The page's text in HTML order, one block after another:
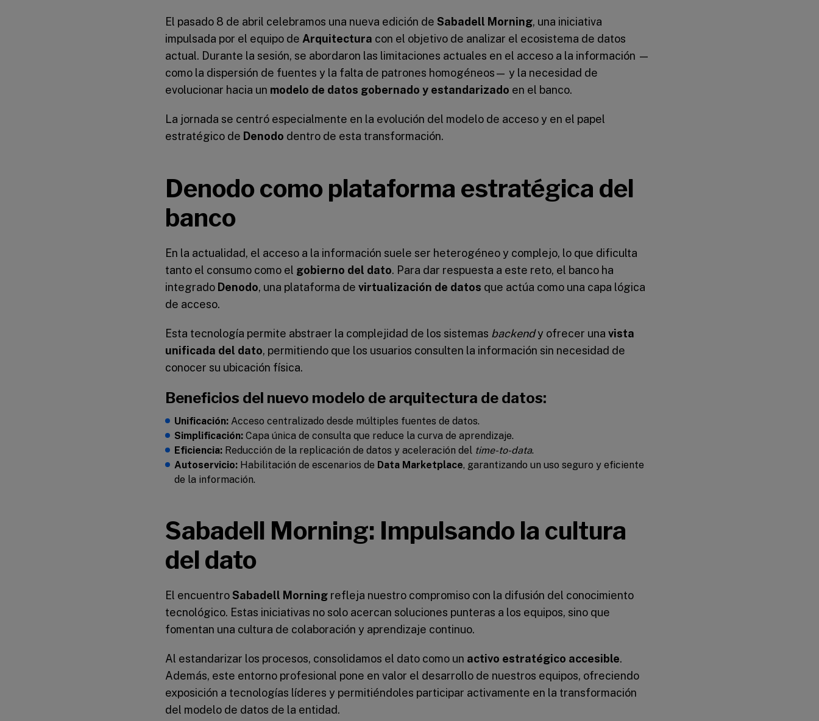
El pasado 8 de abril celebramos una nueva edición de Sabadell Morning, una iniciativa
impulsada por el equipo de Arquitectura con el objetivo de analizar el ecosistema de datos
actual. Durante la sesión, se abordaron las limitaciones actuales en el acceso a la información —
como la dispersión de fuentes y la falta de patrones homogéneos— y la necesidad de
evolucionar hacia un modelo de datos gobernado y estandarizado en el banco.
La jornada se centró especialmente en la evolución del modelo de acceso y en el papel
estratégico de Denodo dentro de esta transformación.
Denodo como plataforma estratégica del
banco
En la actualidad, el acceso a la información suele ser heterogéneo y complejo, lo que dificulta
tanto el consumo como el gobierno del dato. Para dar respuesta a este reto, el banco ha
integrado Denodo, una plataforma de virtualización de datos que actúa como una capa lógica
de acceso.
Esta tecnología permite abstraer la complejidad de los sistemas backendy ofrecer una vista
unificada del dato, permitiendo que los usuarios consulten la información sin necesidad de
conocer su ubicación física.
Beneficios del nuevo modelo de arquitectura de datos:
Unificación: Acceso centralizado desde múltiples fuentes de datos.
Simplificación: Capa única de consulta que reduce la curva de aprendizaje.
Eficiencia: Reducción de la replicación de datos y aceleración del time-to-data.
Autoservicio: Habilitación de escenarios de Data Marketplace, garantizando un uso seguro y eficiente
de la información.
Sabadell Morning: Impulsando la cultura
del dato
El encuentroSabadell Morning refleja nuestro compromiso con la difusión del conocimiento
tecnológico. Estas iniciativas no solo acercan soluciones punteras a los equipos, sino que
fomentan una cultura de colaboración y aprendizaje continuo.
Al estandarizar los procesos, consolidamos el dato como un activo estratégico accesible.
Además, este entorno profesional pone en valor el desarrollo de nuestros equipos, ofreciendo
exposición a tecnologías líderes y permitiéndoles participar activamente en la transformación
del modelo de datos de la entidad.